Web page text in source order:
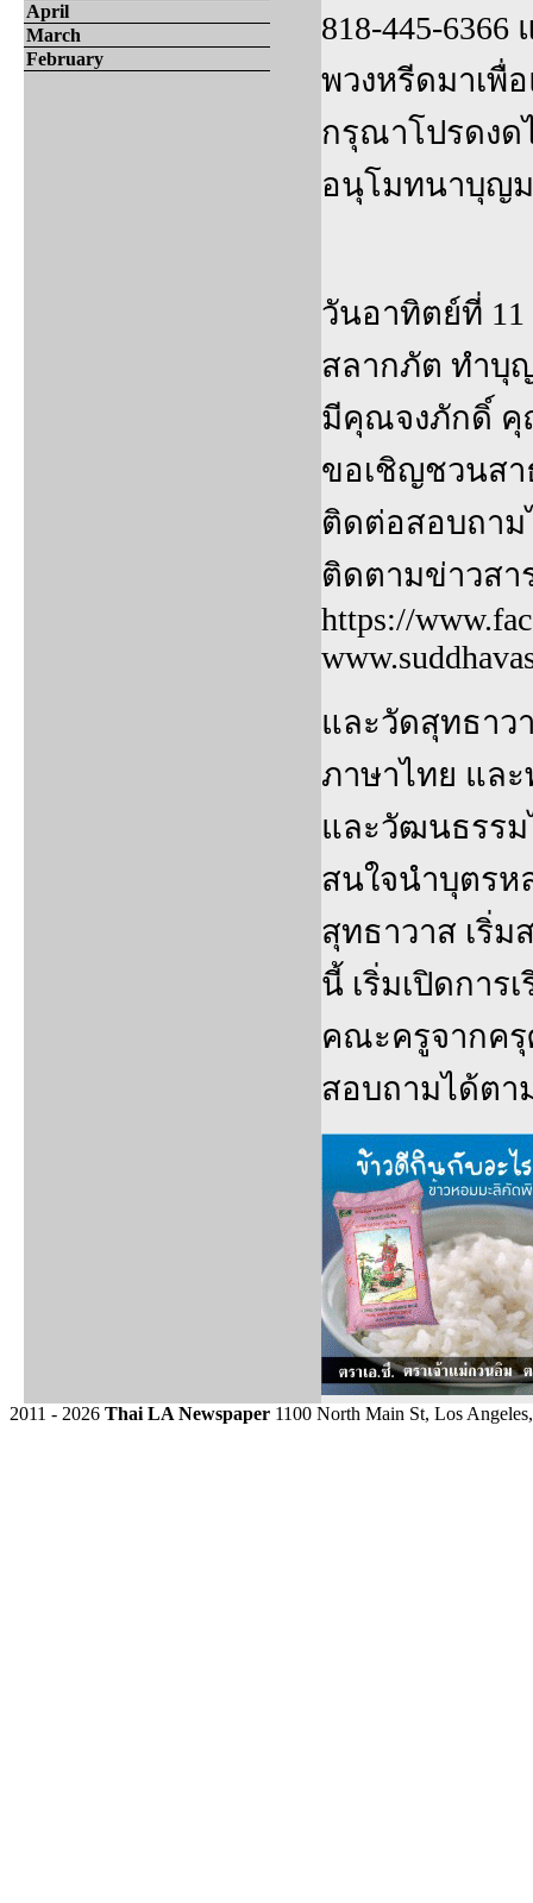
April
March
February
818-445-
พวงหรีดมาเพื่
กรุณาโปรดงด
อนุโมทนาบุญ
วันอาทิตย์ที่
สลากภัต ทำบุ
มีคุณจงภักดิ์ คุ
ขอเชิญชวนสา
ติดต่อสอบถามไ
ติดตามข่าวสา
https://
และวัดสุทธาว
ภาษาไทย แล
และวัฒนธรรม
สนใจนำบุตรห
สุทธาวาส เริ่
นี้ เริ่มเปิดการ
คณะครูจากค
สอบถามได้ตา
2011 - 2026 Thai LA Newspaper 1100 North Main St, Los